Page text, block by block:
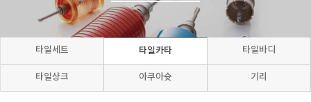
타일세트 타일카타 타일바디
타일샹크 아쿠아슛 기리